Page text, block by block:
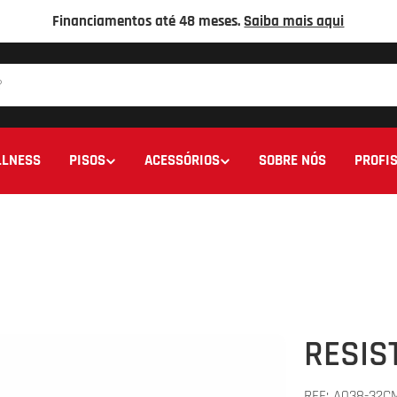
Financiamentos até 48 meses.Saiba mais aqui
PISOS ACESSÓRIOS SOBRE NÓS